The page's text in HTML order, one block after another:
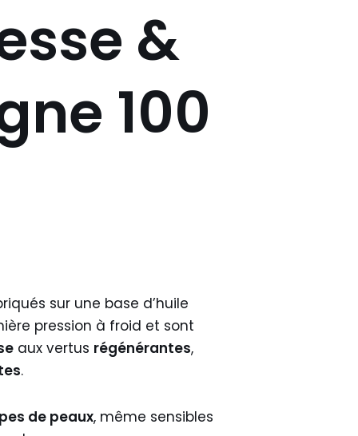
&
100
sur une base d’huile
pression à froid et sont
aux vertus régénérantes,
.
de peaux, même sensibles